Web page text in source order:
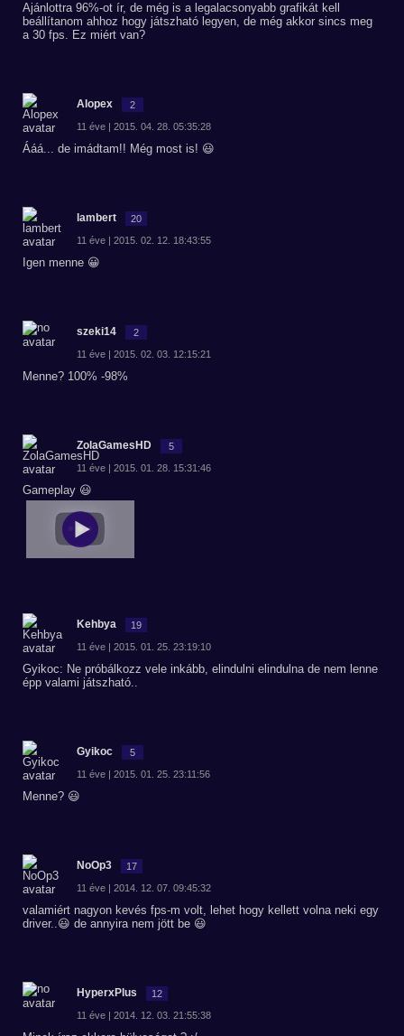
Ajánlottra 96%-ot ír, de még is a legalacsonyabb grafikát kell
beállítanom ahhoz hogy játszható legyen, de még akkor sincs meg
a 30 fps. Ez miért van?
Alopex 2
11 éve | 2015. 04. 28. 05:35:28
Ááá... de imádtam!! Még most is! 😃
lambert 20
11 éve | 2015. 02. 12. 18:43:55
Igen menne 😀
szeki14 2
11 éve | 2015. 02. 03. 12:15:21
Menne? 100% -98%
ZolaGamesHD 5
11 éve | 2015. 01. 28. 15:31:46
Gameplay 😃
Kehbya 19
11 éve | 2015. 01. 25. 23:19:10
Gyikoc: Ne próbálkozz vele inkább, elindulni elindulna de nem lenne
épp valami játszható..
Gyikoc 5
11 éve | 2015. 01. 25. 23:11:56
Menne? 😃
NoOp3 17
11 éve | 2014. 12. 07. 09:45:32
valamiért nagyon kevés fps-m volt, lehet hogy kellett volna neki egy
driver..😃 de annyira nem jött be 😃
HyperxPlus 12
11 éve | 2014. 12. 03. 21:55:38